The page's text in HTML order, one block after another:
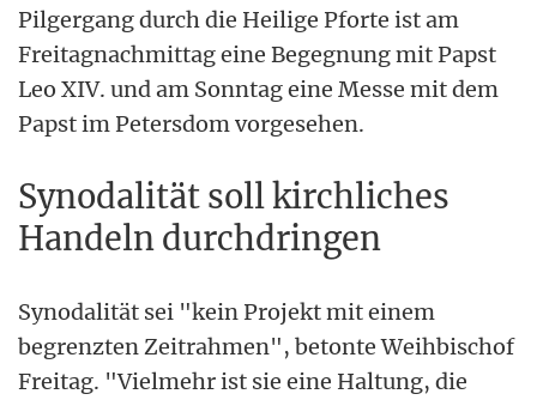
Pilgergang durch die Heilige Pforte ist am
Freitagnachmittag eine Begegnung mit Papst
Leo XIV. und am Sonntag eine Messe mit dem
Papst im Petersdom vorgesehen.
Synodalität soll kirchliches
Handeln durchdringen
Synodalität sei "kein Projekt mit einem
begrenzten Zeitrahmen", betonte Weihbischof
Freitag. "Vielmehr ist sie eine Haltung, die